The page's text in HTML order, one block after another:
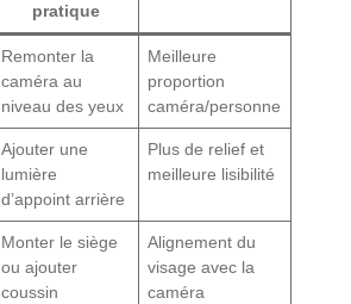
pratique
Remonter la
caméra au
niveau des yeux
Meilleure
proportion
caméra/personne
Ajouter une
lumière
d’appoint arrière
Plus de relief et
meilleure lisibilité
Monter le siège
ou ajouter
coussin
Alignement du
visage avec la
caméra